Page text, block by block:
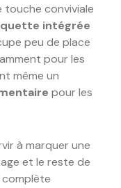
touche conviviale
intégrée
peu de place
pour les
même un
pour les
à marquer une
et le reste de
complète